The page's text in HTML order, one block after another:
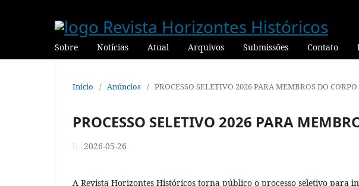
Sobre Notícias Atual Arquivos Submissões Contato
Início / Anúncios / PROCESSO SELETIVO 2026 PARA MEMBROS DO
PROCESSO SELETIVO 2026 PARA
2026-05-26
A Revista Horizontes Históricos torna público o processo seletivo para